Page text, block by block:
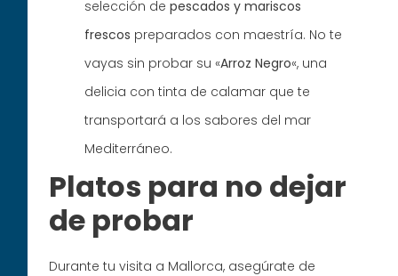
selección depescados y mariscos
frescos preparados con maestría. No te
vayas sin probar su «Arroz Negro«, una
delicia con tinta de calamar que te
transportará a los sabores del mar
Mediterráneo.
Platos para no dejar
de probar
Durante tu visita a Mallorca, asegúrate de